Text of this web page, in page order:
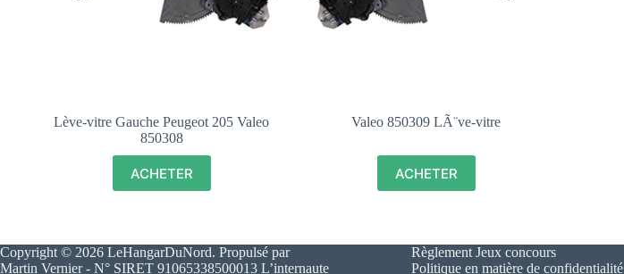
Lève-vitre Gauche Peugeot 205 Valeo
850308
ACHETER
Valeo 850309 LÃ¨ve-vitre
ACHETER
Copyright © 2026 LeHangarDuNord. Propulsé par
Martin Vernier - N° SIRET 91065338500013 L’internaute
Règlement Jeux concours
Politique en matière de confidentialité